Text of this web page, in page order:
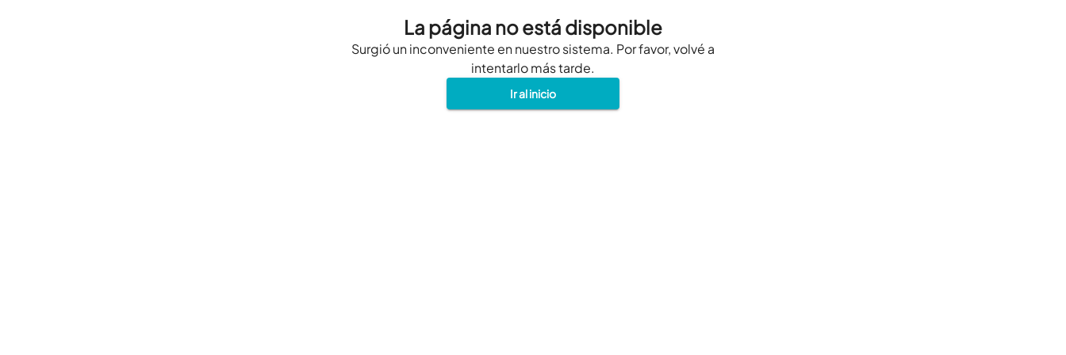
La página no está disponible
Surgió un inconveniente en nuestro sistema. Por favor, volvé a
intentarlo más tarde.
Ir al inicio